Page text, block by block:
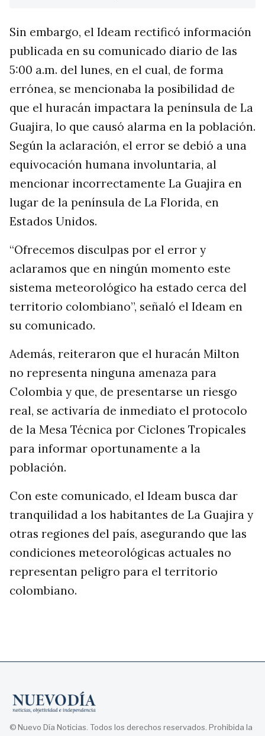
Sin embargo, el Ideam rectificó información
publicada en su comunicado diario de las
5:00 a.m. del lunes, en el cual, de forma
errónea, se mencionaba la posibilidad de
que el huracán impactara la península de La
Guajira, lo que causó alarma en la población.
Según la aclaración, el error se debió a una
equivocación humana involuntaria, al
mencionar incorrectamente La Guajira en
lugar de la península de La Florida, en
Estados Unidos.
“Ofrecemos disculpas por el error y
aclaramos que en ningún momento este
sistema meteorológico ha estado cerca del
territorio colombiano”, señaló el Ideam en
su comunicado.
Además, reiteraron que el huracán Milton
no representa ninguna amenaza para
Colombia y que, de presentarse un riesgo
real, se activaría de inmediato el protocolo
de la Mesa Técnica por Ciclones Tropicales
para informar oportunamente a la
población.
Con este comunicado, el Ideam busca dar
tranquilidad a los habitantes de La Guajira y
otras regiones del país, asegurando que las
condiciones meteorológicas actuales no
representan peligro para el territorio
colombiano.
© Nuevo Día Noticias. Todos los derechos reservados. Prohibida la